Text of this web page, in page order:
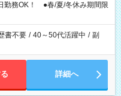
務OK！ ●春/夏/冬休み期間限
書不要 / 40～50代活躍中 / 副
詳細へ